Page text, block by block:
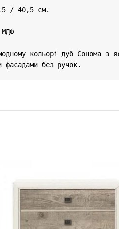
/ 40,5 см.
кольорі дуб Сонома з
фасадами без ручок.